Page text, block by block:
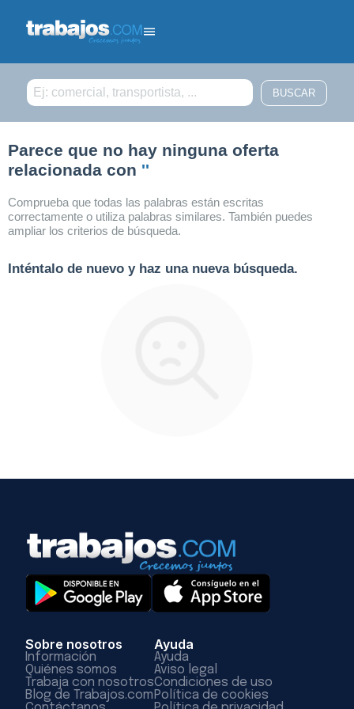
Parece que no hay ninguna oferta
relacionada con ''
Comprueba que todas las palabras están escritas
correctamente o utiliza palabras similares. También puedes
ampliar los criterios de búsqueda.
Inténtalo de nuevo y haz una nueva búsqueda.
Sobre nosotros
Información
Quiénes somos
Trabaja con nosotros
Blog de Trabajos.com
Ayuda
Ayuda
Aviso legal
Condiciones de uso
Política de cookies